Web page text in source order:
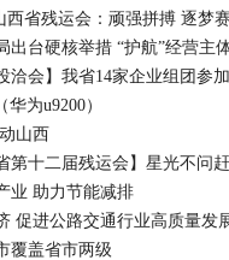
西省残运会：顽强拼搏 逐梦
华为u9200）
山西
第十二届残运会】星光不问
业 助力节能减排
促进公路交通行业高质量发
覆盖省市两级